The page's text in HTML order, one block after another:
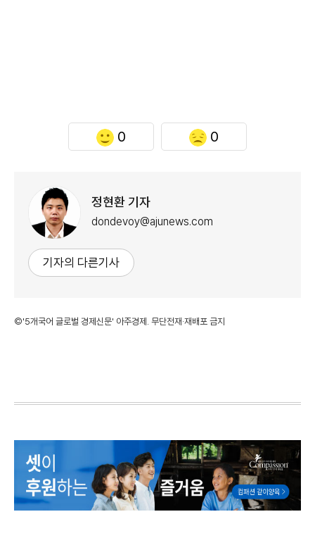
0 0
정현환 기자
dondevoy@ajunews.com
기자의 다른기사
©'5개국어 글로벌 경제신문' 아주경제. 무단전재·재배포 금지